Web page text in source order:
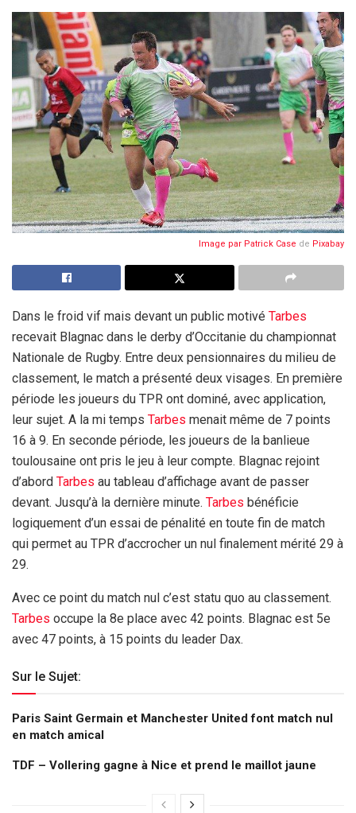
Image par Patrick Case de Pixabay
Dans le froid vif mais devant un public motivé Tarbes
recevait Blagnac dans le derby d’Occitanie du championnat
Nationale de Rugby. Entre deux pensionnaires du milieu de
classement, le match a présenté deux visages. En première
période les joueurs du TPR ont dominé, avec application,
leur sujet. A la mi temps Tarbes menait même de 7 points
16 à 9. En seconde période, les joueurs de la banlieue
toulousaine ont pris le jeu à leur compte. Blagnac rejoint
d’abord Tarbes au tableau d’affichage avant de passer
devant. Jusqu’à la dernière minute. Tarbes bénéficie
logiquement d’un essai de pénalité en toute fin de match
qui permet au TPR d’accrocher un nul finalement mérité 29 à
29.
Avec ce point du match nul c’est statu quo au classement.
Tarbes occupe la 8e place avec 42 points. Blagnac est 5e
avec 47 points, à 15 points du leader Dax.
Sur le Sujet:
Paris Saint Germain et Manchester United font match nul
en match amical
TDF – Vollering gagne à Nice et prend le maillot jaune